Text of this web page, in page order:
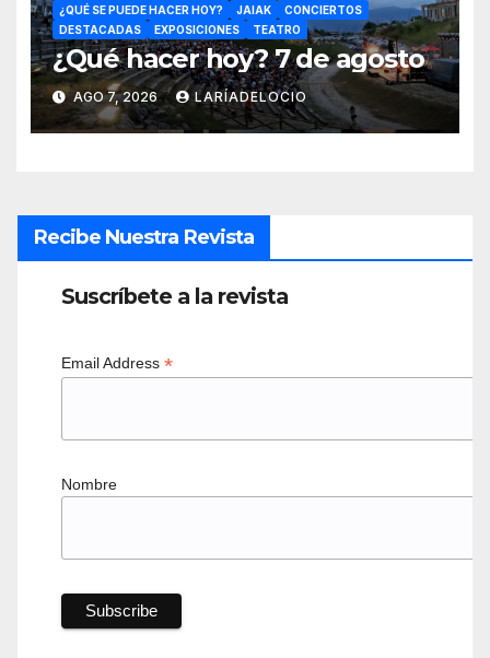
¿QUÉ SE PUEDE HACER HOY?
JAIAK
CONCIERTOS
DESTACADAS
EXPOSICIONES TEATRO
¿Qué hacer hoy? 7 de agosto
AGO 7, 2026 LARÍADELOCIO
Recibe Nuestra Revista
Suscríbete a la revista
Email Address *
Nombre